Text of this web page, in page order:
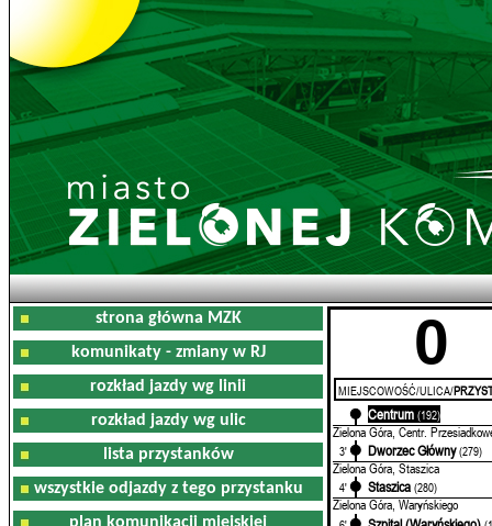
strona główna MZK
komunikaty - zmiany w RJ
rozkład jazdy wg linii
rozkład jazdy wg ulic
lista przystanków
wszystkie odjazdy z tego przystanku
0
MIEJSCOWOŚĆ/ULICA/
Centrum (192)
Zielona Góra, Centr.
3' Dworzec Główny (279)
Zielona Góra, Staszica
4' Staszica (280)
Zielona Góra, Waryńskiego